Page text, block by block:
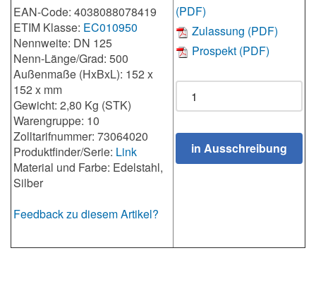
EAN-Code: 4038088078419
ETIM Klasse: EC010950
Nennweite: DN 125
Nenn-Länge/Grad: 500
Außenmaße (HxBxL): 152 x
152 x mm
Gewicht: 2,80 Kg (STK)
Warengruppe: 10
Zolltarifnummer: 73064020
Produktfinder/Serie: Link
Material und Farbe: Edelstahl,
Silber
Feedback zu diesem Artikel?
(PDF)
Zulassung (PDF)
Prospekt (PDF)